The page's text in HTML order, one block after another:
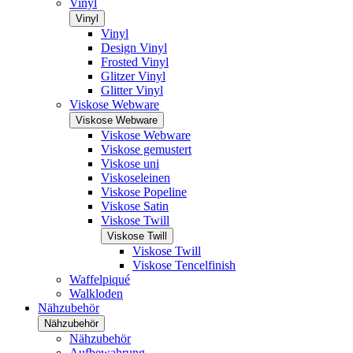
Vinyl
Vinyl
Vinyl
Design Vinyl
Frosted Vinyl
Glitzer Vinyl
Glitter Vinyl
Viskose Webware
Viskose Webware
Viskose Webware
Viskose gemustert
Viskose uni
Viskoseleinen
Viskose Popeline
Viskose Satin
Viskose Twill
Viskose Twill
Viskose Twill
Viskose Tencelfinish
Waffelpiqué
Walkloden
Nähzubehör
Nähzubehör
Nähzubehör